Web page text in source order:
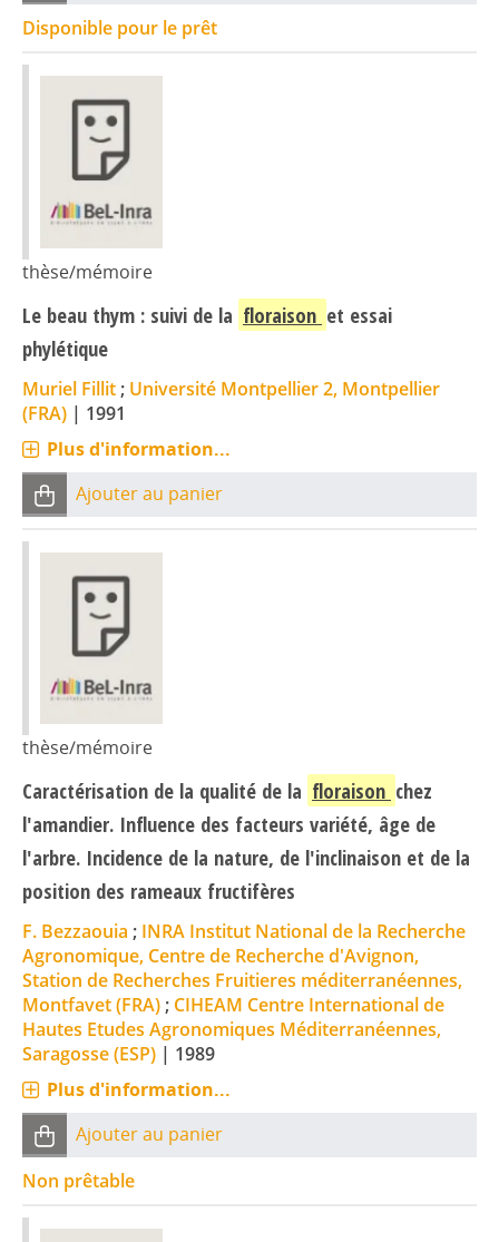
Disponible pour le prêt
thèse/mémoire
Le beau thym : suivi de la floraison et essai
phylétique
Muriel Fillit ; Université Montpellier 2, Montpellier
(FRA) | 1991
Plus d'information...
Ajouter au panier
thèse/mémoire
Caractérisation de la qualité de la floraison chez
l'amandier. Influence des facteurs variété, âge de
l'arbre. Incidence de la nature, de l'inclinaison et de la
position des rameaux fructifères
F. Bezzaouia ; INRA Institut National de la Recherche
Agronomique, Centre de Recherche d'Avignon,
Station de Recherches Fruitieres méditerranéennes,
Montfavet (FRA) ; CIHEAM Centre International de
Hautes Etudes Agronomiques Méditerranéennes,
Saragosse (ESP) | 1989
Plus d'information...
Ajouter au panier
Non prêtable